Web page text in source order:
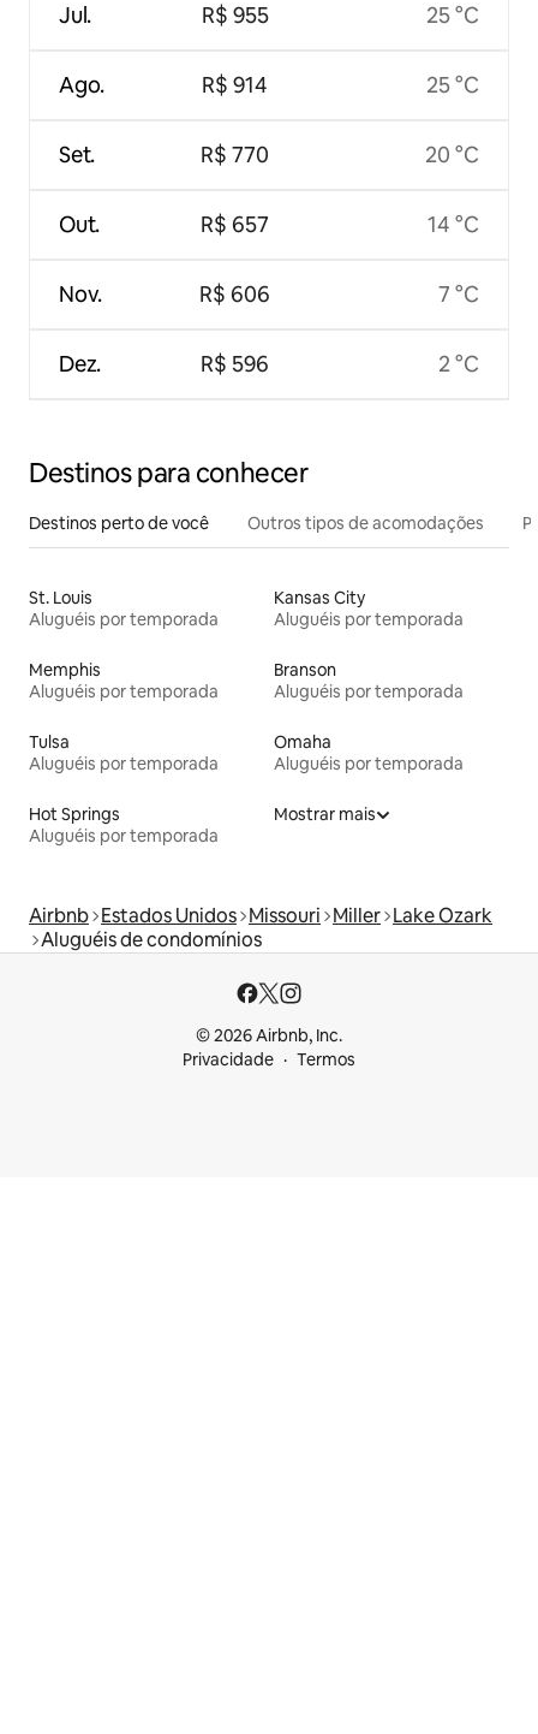
Jul.
Ago.
Set.
Out.
Nov.
Dez.
R$ 955
R$ 914
R$ 770
R$ 657
R$ 606
R$ 596
25 °C
25 °C
20 °C
14 °C
7 °C
2 °C
Destinos para conhecer
Destinos perto de você Outros tipos de acomodações
St. Louis
Aluguéis por temporada
Kansas City
Aluguéis por temporada
Memphis
Aluguéis por temporada
Branson
Aluguéis por temporada
Tulsa
Aluguéis por temporada
Omaha
Aluguéis por temporada
Hot Springs
Aluguéis por temporada
Mostrar mais
Airbnb Estados Unidos Missouri Miller Lake Ozark
Aluguéis de condomínios
© 2026 Airbnb, Inc.
Privacidade
Termos